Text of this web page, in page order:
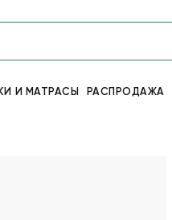
И МАТРАСЫ РАСПРОДАЖА